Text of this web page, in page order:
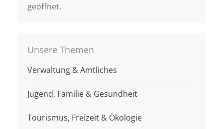
geöffnet.
Unsere Themen
Verwaltung & Amtliches
Jugend, Familie & Gesundheit
Tourismus, Freizeit & Ökologie